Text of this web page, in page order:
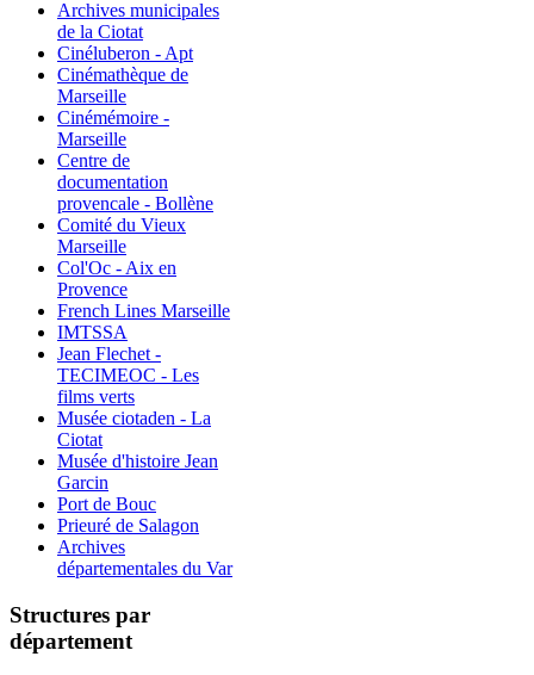
Archives municipales
de la Ciotat
Cinéluberon - Apt
Cinémathèque de
Marseille
Cinémémoire -
Marseille
Centre de
documentation
provencale - Bollène
Comité du Vieux
Marseille
Col'Oc - Aix en
Provence
French Lines Marseille
IMTSSA
Jean Flechet -
TECIMEOC - Les
films verts
Musée ciotaden - La
Ciotat
Musée d'histoire Jean
Garcin
Port de Bouc
Prieuré de Salagon
Archives
départementales du Var
Structures par
département